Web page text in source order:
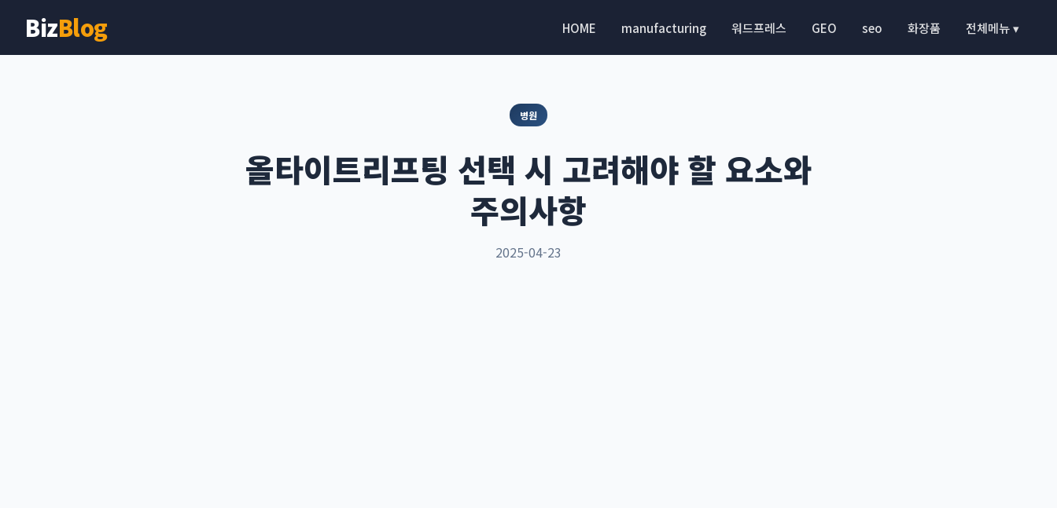
BizBlog HOME manufacturing 워드프레스 GEO seo 화장품 전체메뉴 ▾
병원
올타이트리프팅 선택 시 고려해야 할 요소와
주의사항
2025-04-23